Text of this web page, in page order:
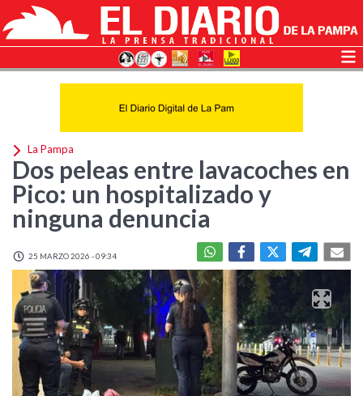
La Pampa
Dos peleas entre lavacoches en
Pico: un hospitalizado y
ninguna denuncia
25 MARZO 2026 - 09:34